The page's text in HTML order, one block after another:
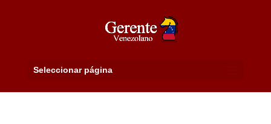
Seleccionar página